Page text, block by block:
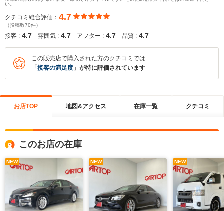
い。
クチコミ総合評価： 4.7
（投稿数70件）
接客 : 4.7 雰囲気 : 4.7 アフター : 4.7 品質 : 4.7
この販売店で購入された方のクチコミでは
「 接客の満足度 」が特に評価されています
お店TOP 地図&アクセス 在庫一覧 クチコミ
このお店の在庫
NEW NEW NEW